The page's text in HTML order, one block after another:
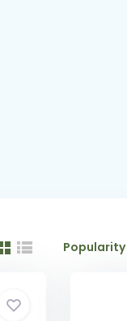
Popularity